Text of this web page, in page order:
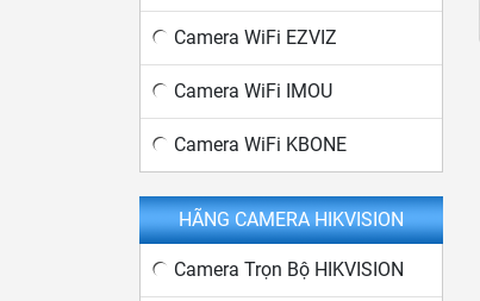
Camera WiFi EZVIZ
Camera WiFi IMOU
Camera WiFi KBONE
HÃNG CAMERA HIKVISION
Camera Trọn Bộ HIKVISION